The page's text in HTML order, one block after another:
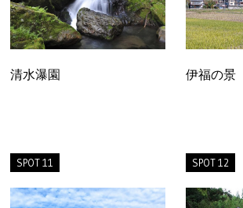
清水瀑園 伊福の景
SPOT 11 SPOT 12